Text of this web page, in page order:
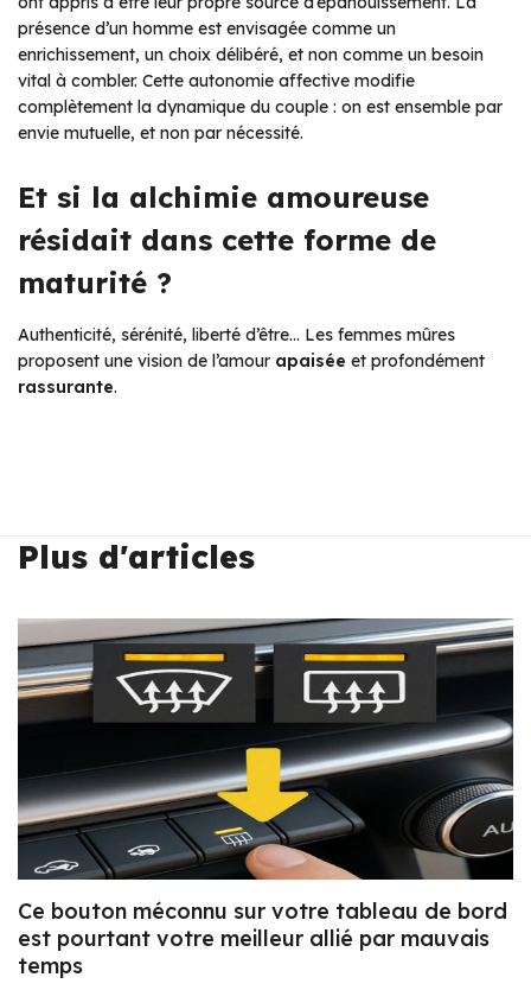
présence d’un homme est envisagée comme un
enrichissement, un choix délibéré, et non comme un besoin
vital à combler. Cette autonomie affective modifie
complètement la dynamique du couple : on est ensemble par
envie mutuelle, et non par nécessité.
Et si la alchimie amoureuse
résidait dans cette forme de
maturité ?
Authenticité, sérénité, liberté d’être… Les femmes mûres
proposent une vision de l’amour apaisée et profondément
rassurante.
Plus d'articles
Ce bouton méconnu sur votre tableau de bord
est pourtant votre meilleur allié par mauvais
temps